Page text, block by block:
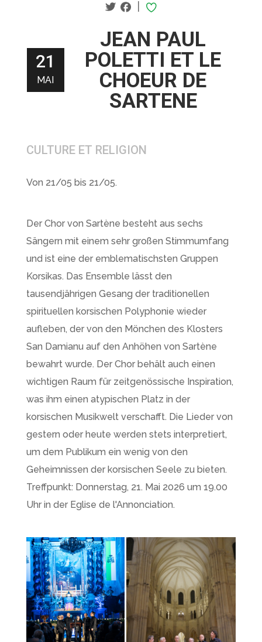
|
21
MAI
JEAN PAUL
POLETTI ET LE
CHOEUR DE
SARTENE
CULTURE ET RELIGION
Von 21/05 bis 21/05.
Der Chor von Sartène besteht aus sechs
Sängern mit einem sehr großen Stimmumfang
und ist eine der emblematischsten Gruppen
Korsikas. Das Ensemble lässt den
tausendjährigen Gesang der traditionellen
spirituellen korsischen Polyphonie wieder
aufleben, der von den Mönchen des Klosters
San Damianu auf den Anhöhen von Sartène
bewahrt wurde. Der Chor behält auch einen
wichtigen Raum für zeitgenössische Inspiration,
was ihm einen atypischen Platz in der
korsischen Musikwelt verschafft. Die Lieder von
gestern oder heute werden stets interpretiert,
um dem Publikum ein wenig von den
Geheimnissen der korsischen Seele zu bieten.
Treffpunkt: Donnerstag, 21. Mai 2026 um 19.00
Uhr in der Eglise de l'Annonciation.